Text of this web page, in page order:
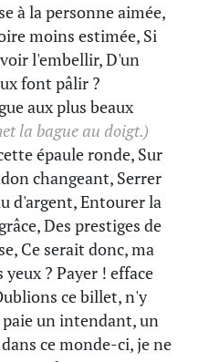
à la personne aimée,
moins estimée, Si
l'embellir, D'un
font pâlir ?
aux plus beaux
la bague au doigt.)
épaule ronde, Sur
changeant, Serrer
d'argent, Entourer la
Des prestiges de
Ce serait donc, ma
? Payer ! efface
ce billet, n'y
un intendant, un
ce monde-ci, je ne